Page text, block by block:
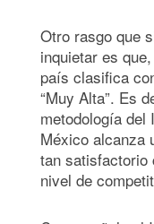
Otro rasgo que
inquietar es
país clasifica
“Muy Alta”. Es
metodología del
México alcanza
tan satisfactorio
nivel de